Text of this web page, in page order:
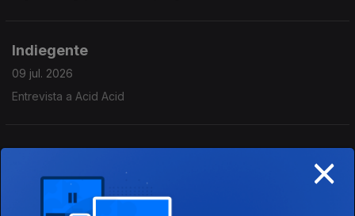
Indiegente
09 jul. 2026
Entrevista a Acid Acid
08 jul. 2026
Inclui entre outros Heavy Lungs, Graham Coxon, Suga, TV
×